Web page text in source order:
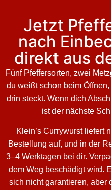
Jetzt
nach
direkt aus
Fünf Pfeffersorten, zwei
du weißt schon beim
drin steckt. Wenn dich
ist der nächste
Klein’s Currywurst liefert
Bestellung auf, und in der
3–4 Werktagen bei dir.
dem Weg beschädigt wird.
sich nicht garantieren, aber